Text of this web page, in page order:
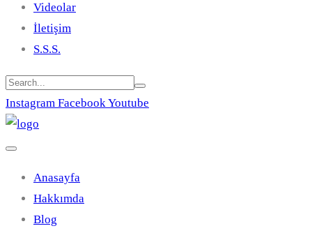
Videolar
İletişim
S.S.S.
Instagram FacebookYoutube
Anasayfa
Hakkımda
Blog